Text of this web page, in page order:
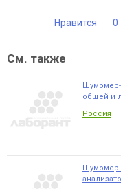
Нравится 0
См. также
общей и
Россия
Шумомер-